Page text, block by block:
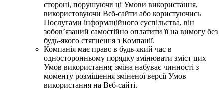
стороні, порушуючи ці Умови використання,
використовуючи Веб-сайти або користуючись
Послугами інформаційного суспільства, він
зобов’язаний самостійно оплатити її на вимогу без
будь-якого стягнення з Компанії.
Компанія має право в будь-який час в
односторонньому порядку змінювати зміст цих
Умов використання; зміна набуває чинності з
моменту розміщення зміненої версії Умов
використання на Веб-сайті.